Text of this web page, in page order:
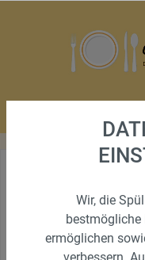
Wir, die
bestmögliche
ermöglichen
verbessern.